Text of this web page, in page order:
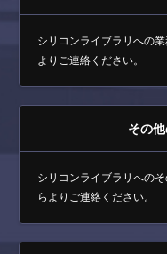
シリコンライブラリへの
よりご連絡ください。
その
シリコンライブラリへの
らよりご連絡ください。